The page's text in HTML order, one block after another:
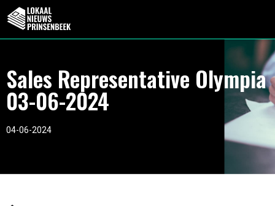
Sales Representative Olympia
03-06-2024
04-06-2024